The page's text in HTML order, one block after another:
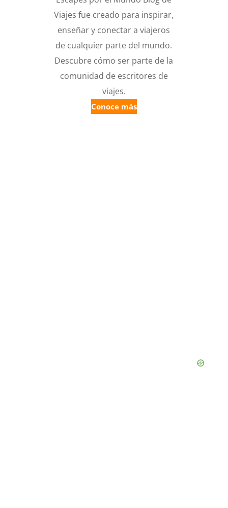
Viajes fue creado para inspirar,
enseñar y conectar a viajeros
de cualquier parte del mundo.
Descubre cómo ser parte de la
comunidad de escritores de
viajes.
Conoce más